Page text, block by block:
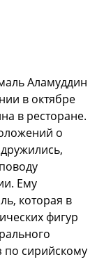
Аламуддин
в октябре
в ресторане.
о
Ему
которая в
фигур
по сирийскому